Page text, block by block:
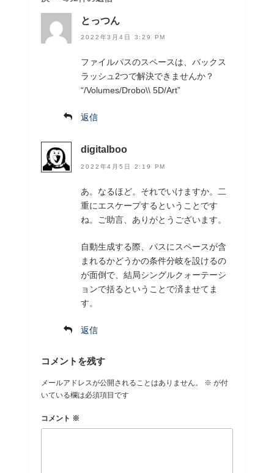
とっつん
2022年3月4日 3:29 PM
ファイルパスのスペースは、バックス
ラッシュ2つで解決できませんか？
“/Volumes/Drobo\\ 5D/Art”
返信
digitalboo
2022年4月5日 2:19 PM
あ。なるほど。それでいけますか。二
重にエスケープするということです
ね。ご助言、ありがとうございます。
自動生成する際、パスにスペースが含
まれるかどうかの条件分岐を設けるの
が面倒で、結局シングルクォーテーシ
ョンで括るということで済ませてま
す。
返信
コメントを残す
メールアドレスが公開されることはありません。 ※ が付
いている欄は必須項目です
コメント ※